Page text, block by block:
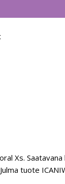
Xs. Saatavana
tuote